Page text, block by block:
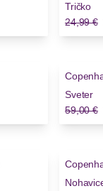
Tričko
Stará
24,99 €
Sveter
Stará
59,00 €